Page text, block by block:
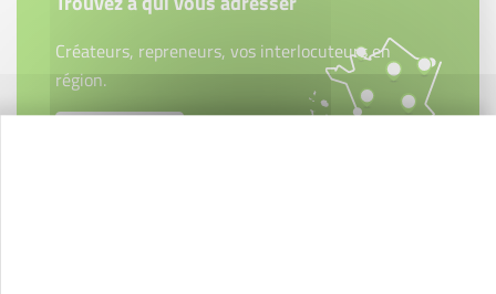
Créateurs, repreneurs, vos interlocuteurs en
région.